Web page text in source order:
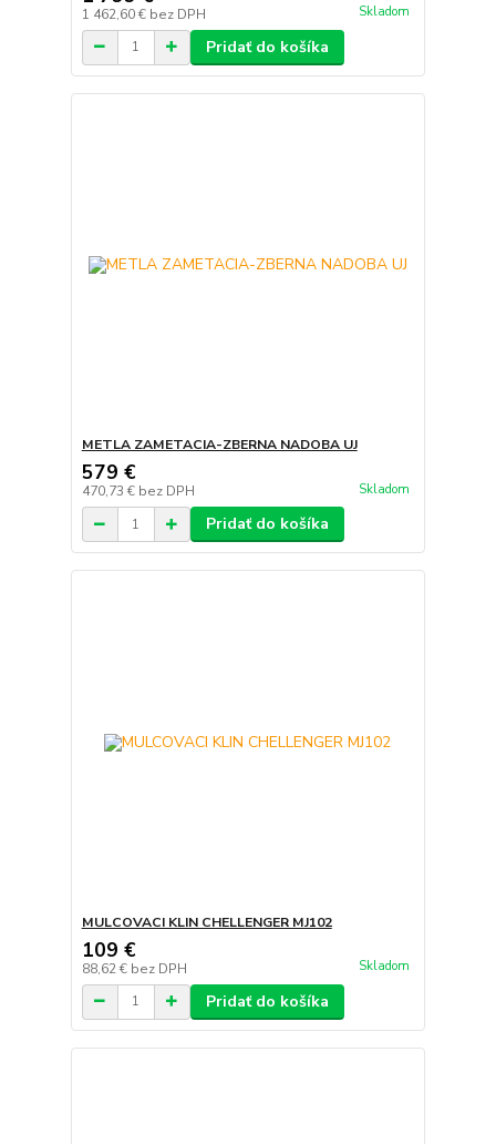
1 462,60 € bez DPH Skladom
Pridať do košíka
METLA ZAMETACIA-ZBERNA NADOBA UJ
579 €
470,73 € bez DPH Skladom
Pridať do košíka
MULCOVACI KLIN CHELLENGER MJ102
109 €
88,62 € bez DPH Skladom
Pridať do košíka